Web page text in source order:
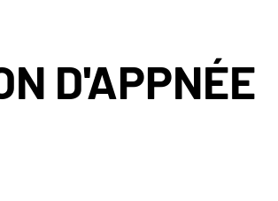
D'APPNÉE